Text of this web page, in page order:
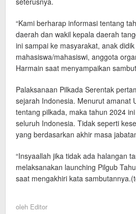
“Kami berharap informasi tentang
daerah dan wakil kepala daerah
ini sampai ke masyarakat, anak
mahasiswa/mahasiswi, anggota
Harmain saat menyampaikan
Palaksanaan Pilkada Serentak
sejarah Indonesia. Menurut amanat
tentang pilkada, maka tahun 2024
seluruh Indonesia. Tidak seperti
yang berdasarkan akhir masa
“Insyaallah jika tidak ada halangan
melaksanakan launching Pilgub
saat mengakhiri kata
oleh Editor